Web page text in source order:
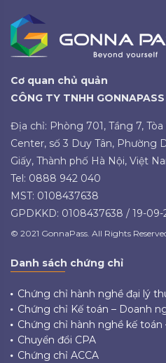
Cơ quan chủ quản
CÔNG TY TNHH GONNAPASS
Địa chỉ: Phòng 701, Tầng 7, Tòa
Center, số 3 Duy Tân, Phường
Giấy, Thành phố Hà Nội, Việt
Tel: 0888 942 040
MST: 0108437638
GPDKKD: 0108437638 / 19-09-
© 2021 GonnaPass. All Rights
Danh sách chứng chỉ
Chứng chỉ hành nghề đại lý
Chứng chỉ Kế toán – Doanh
Chứng chỉ hành nghề kế toán
Chuyển đổi CPA
Chứng chỉ ACCA